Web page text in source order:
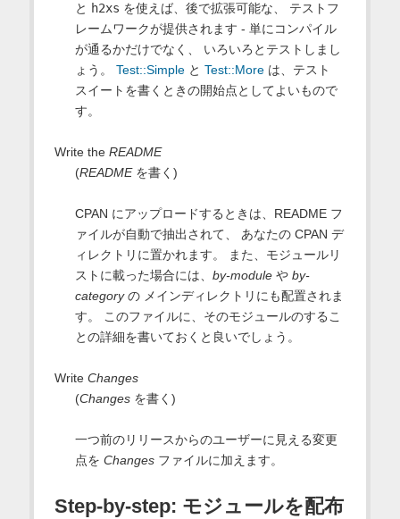
と h2xs を使えば、後で拡張可能な、 テストフ
レームワークが提供されます - 単にコンパイル
が通るかだけでなく、 いろいろとテストしまし
ょう。 Test::Simpleと Test::Moreは、テスト
スイートを書くときの開始点としてよいもので
す。
Write the README
(READMEを書く)
CPAN にアップロードするときは、README フ
ァイルが自動で抽出されて、 あなたの CPAN デ
ィレクトリに置かれます。 また、モジュールリ
ストに載った場合には、 by-moduleや by-
categoryの メインディレクトリにも配置されま
す。 このファイルに、そのモジュールのするこ
との詳細を書いておくと良いでしょう。
Write Changes
(Changesを書く)
一つ前のリリースからのユーザーに見える変更
点を Changesファイルに加えます。
Step-by-step: モジュールを配布